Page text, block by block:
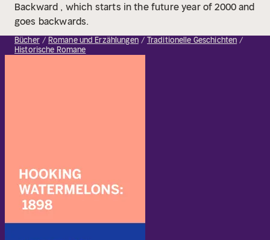
Backward , which starts in the future year of 2000 and
goes backwards.
Bücher Romane und Erzählungen
Traditionelle Geschichten
Historische Romane